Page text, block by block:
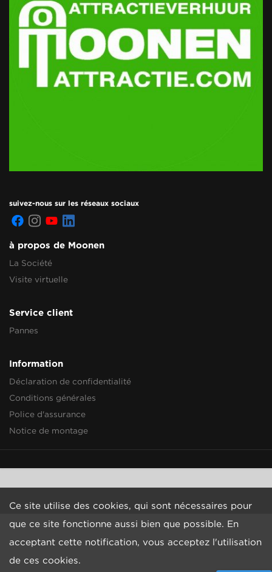
Ce site utilise des cookies, qui sont nécessaires pour
que ce site fonctionne aussi bien que possible. En
acceptant cette notification, vous acceptez l'utilisation
de ces cookies.
suivez-nous sur les réseaux sociaux
à propos de Moonen
La Société
Visite virtuelle
Service client
Pannes
Information
Déclaration de confidentialité
Conditions générales
Police d'assurance
Notice de montage